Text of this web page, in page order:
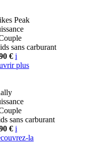
Peak
sans carburant
€ i
plus
sans carburant
€ i
la